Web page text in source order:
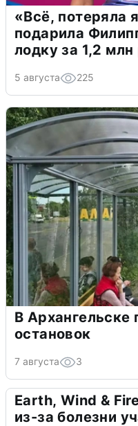
«Всё, потеряла
подарила
лодку за 1,2 млн
5 августа 225
В Архангельске
остановок
7 августа 3
Earth, Wind &
из-за болезни